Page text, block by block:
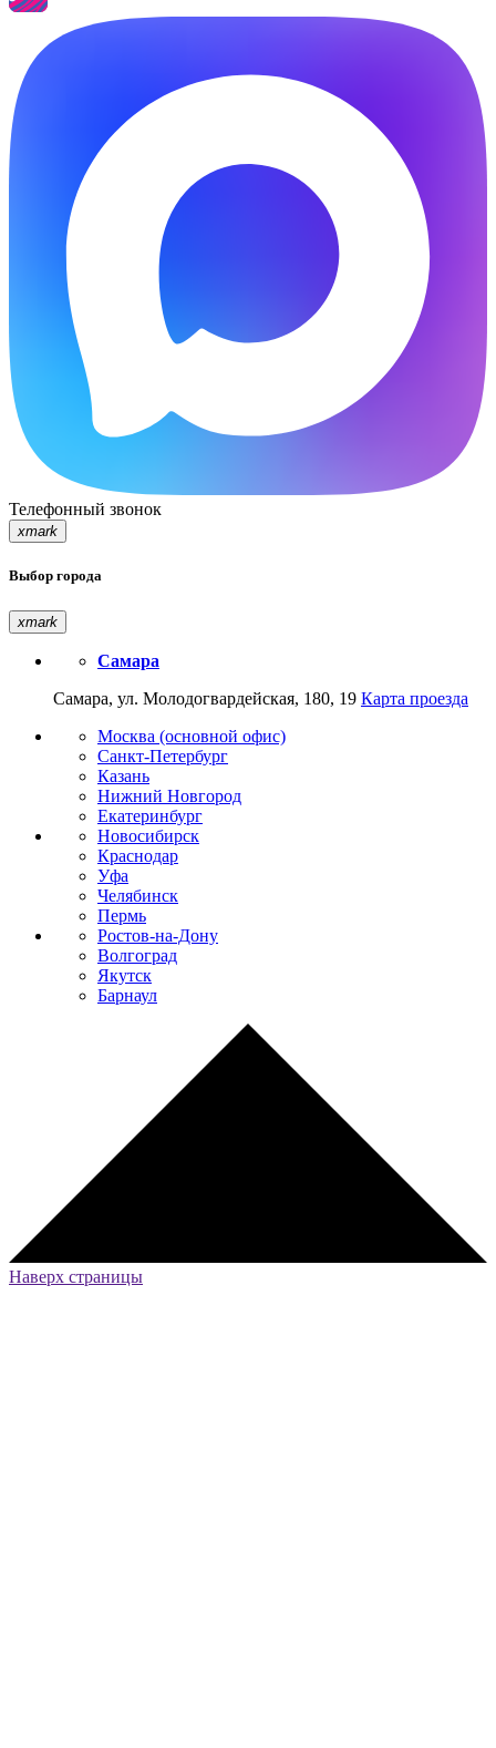
Телефонный звонок
xmark
Выбор города
xmark
Самара
Самара, ул. Молодогвардейская, 180, 19 Карта проезда
Москва (основной офис)
Санкт-Петербург
Казань
Нижний Новгород
Екатеринбург
Новосибирск
Краснодар
Уфа
Челябинск
Пермь
Ростов-на-Дону
Волгоград
Якутск
Барнаул
Наверх страницы